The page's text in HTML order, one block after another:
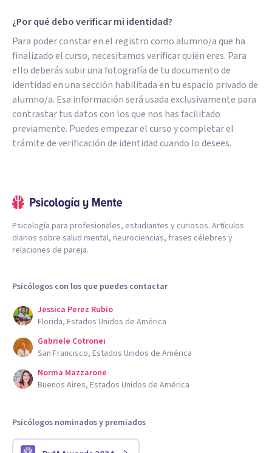
¿Por qué debo verificar mi identidad?
Para poder constar en el registro como alumno/a que ha
finalizado el curso, necesitamos verificar quién eres. Para
ello deberás subir una fotografía de tu documento de
identidad en una sección habilitada en tu espacio privado de
alumno/a. Esa información será usada exclusivamente para
contrastar tus datos con los que nos has facilitado
previamente. Puedes empezar el curso y completar el
trámite de verificación de identidad cuando lo desees.
Psicología para profesionales, estudiantes y curiosos. Artículos
diarios sobre salud mental, neurociencias, frases célebres y
relaciones de pareja.
Psicólogos con los que puedes contactar
Jessica Perez Rubio
Florida, Estados Unidos de América
Gabriele Cotronei
San Francisco, Estados Unidos de América
Norma Mazzarone
Buenos Aires, Estados Unidos de América
Psicólogos nominados y premiados